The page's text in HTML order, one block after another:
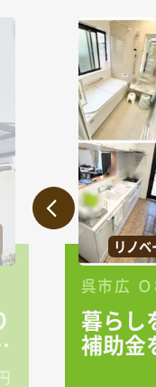
リノ
呉市広
暮らし
補助金